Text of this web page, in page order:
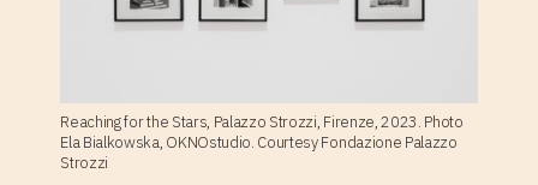
Reaching for the Stars, Palazzo Strozzi, Firenze, 2023. Photo
Ela Bialkowska, OKNOstudio. Courtesy Fondazione Palazzo
Strozzi